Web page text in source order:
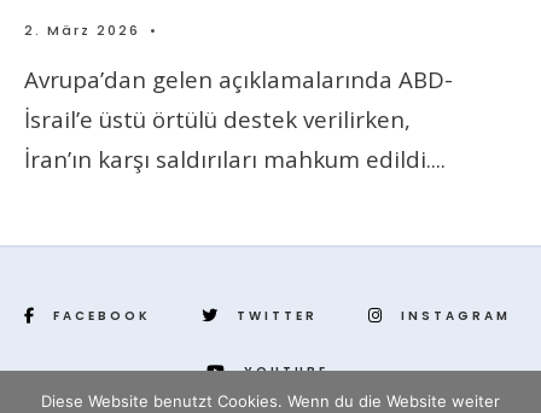
2. März 2026 •
Avrupa’dan gelen açıklamalarında ABD-
İsrail’e üstü örtülü destek verilirken,
İran’ın karşı saldırıları mahkum edildi....
FACEBOOK TWITTER INSTAGRAM
YOUTUBE
Diese Website benutzt Cookies. Wenn du die Website weiter